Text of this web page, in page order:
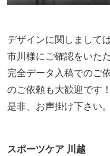
デザインに関しまして
市川様にご確認をいた
完全データ入稿でのご
のご依頼も大歓迎です！
是非、お声掛け下さい。
スポーツケア 川越